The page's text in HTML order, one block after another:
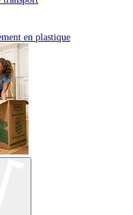
en plastique